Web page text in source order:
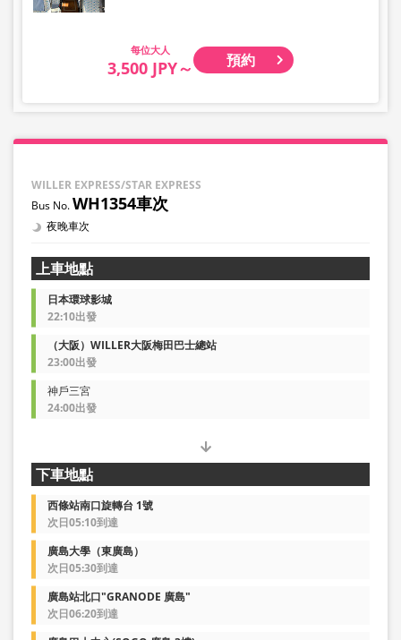
大人
3,500 JPY～ 預約
WILLER EXPRESS/STAR EXPRESS
WH1354車次
夜晚車次
上車地點
日本環球影城
22:10出發
（大阪）WILLER大阪梅田巴士總站
23:00出發
神戶三宮
24:00出發
下車地點
西條站南口旋轉台 1號
次日05:10到達
廣島大學（東廣島）
次日05:30到達
廣島站北口"GRANODE 廣島"
次日06:20到達